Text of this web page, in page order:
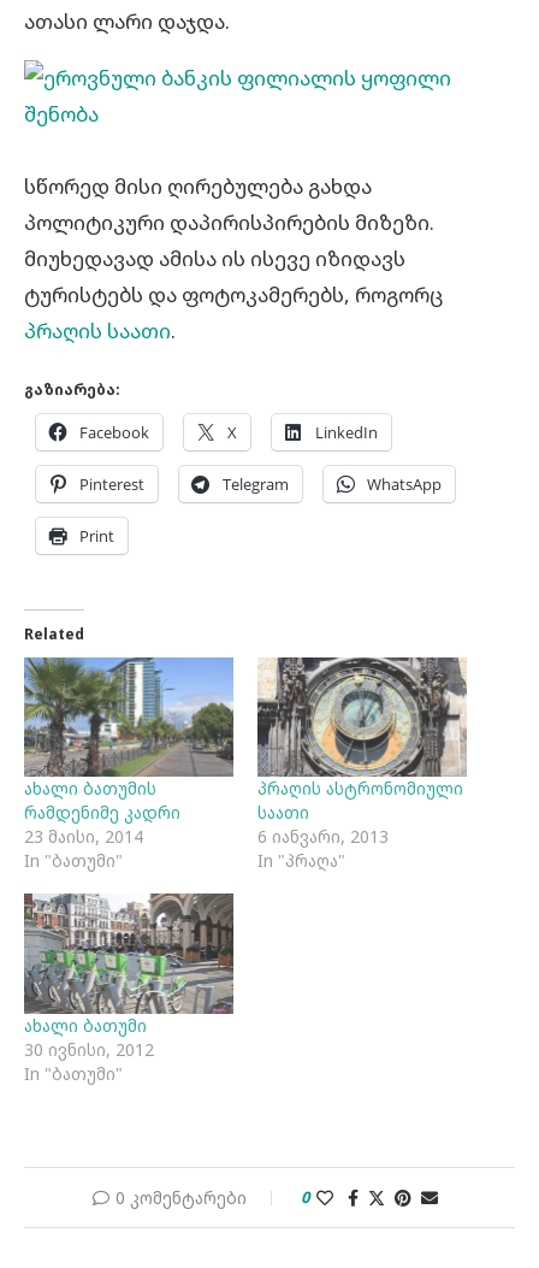
ათასი ლარი დაჯდა.
სწორედ მისი ღირებულება გახდა
პოლიტიკური დაპირისპირების მიზეზი.
მიუხედავად ამისა ის ისევე იზიდავს
ტურისტებს და ფოტოკამერებს, როგორც
პრაღის საათი.
გაზიარება:
Facebook X LinkedIn
Pinterest Telegram WhatsApp
Print
Related
ახალი ბათუმის
რამდენიმე კადრი
23 მაისი, 2014
In "ბათუმი"
პრაღის ასტრონომიული
საათი
6 იანვარი, 2013
In "პრაღა"
ახალი ბათუმი
30 ივნისი, 2012
In "ბათუმი"
0 კომენტარები 0